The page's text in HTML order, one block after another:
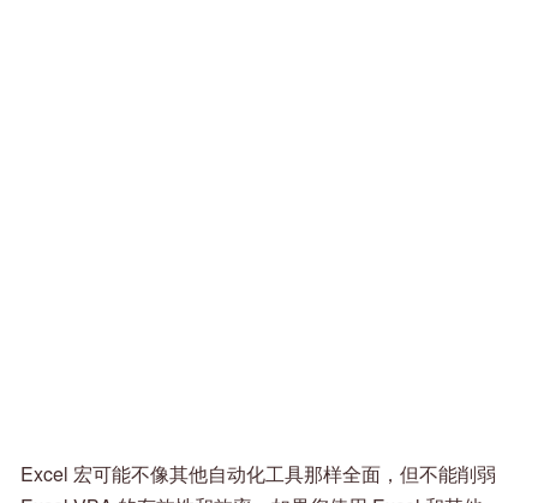
Excel 宏可能不像其他自动化工具那样全面，但不能削弱